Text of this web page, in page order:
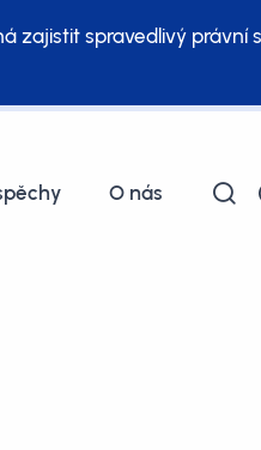
zajistit spravedlivý právní
O nás